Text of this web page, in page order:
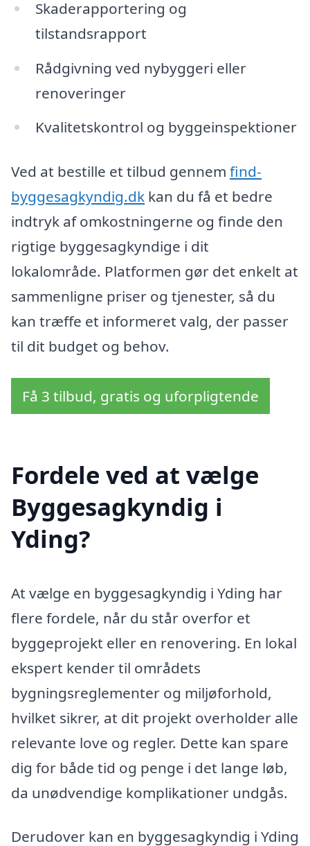
Skaderapportering og
tilstandsrapport
Rådgivning ved nybyggeri eller
renoveringer
Kvalitetskontrol og byggeinspektioner
Ved at bestille et tilbud gennem find-
byggesagkyndig.dk kan du få et bedre
indtryk af omkostningerne og finde den
rigtige byggesagkyndige i dit
lokalområde. Platformen gør det enkelt at
sammenligne priser og tjenester, så du
kan træffe et informeret valg, der passer
til dit budget og behov.
Få 3 tilbud, gratis og uforpligtende
Fordele ved at vælge
Byggesagkyndig i
Yding?
At vælge en byggesagkyndig i Yding har
flere fordele, når du står overfor et
byggeprojekt eller en renovering. En lokal
ekspert kender til områdets
bygningsreglementer og miljøforhold,
hvilket sikrer, at dit projekt overholder alle
relevante love og regler. Dette kan spare
dig for både tid og penge i det lange løb,
da unødvendige komplikationer undgås.
Derudover kan en byggesagkyndig i Yding